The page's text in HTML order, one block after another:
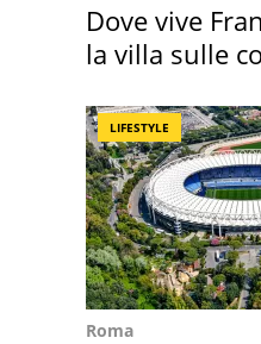
Dove vive
la villa sulle
LIFESTYLE
Roma